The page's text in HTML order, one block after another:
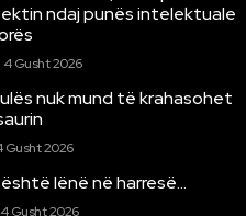
ndaj punës intelektuale
4 Gusht 2026
nuk mund të krahasohet
Gusht 2026
lënë në harresë…
4 Gusht 2026